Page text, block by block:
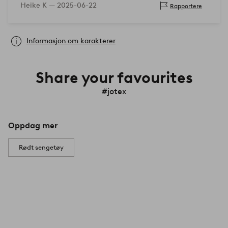
Heike K — 2025-06-22 Rapportere
Informasjon om karakterer
Share your favourites
#jotex
Oppdag mer
Rødt sengetøy